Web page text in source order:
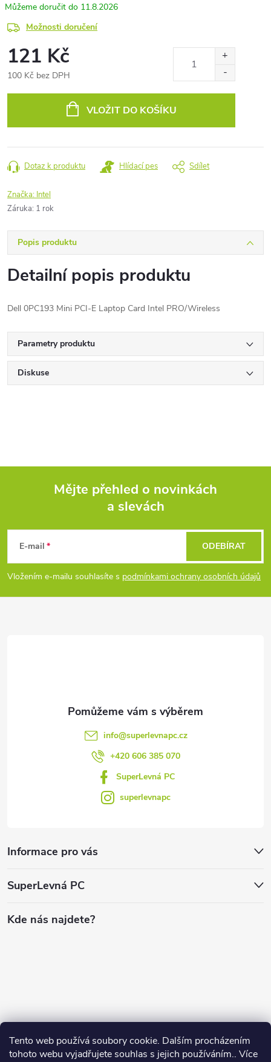
Tento web používá soubory cookie. Dalším procházením
tohoto webu vyjadřujete souhlas s jejich používáním.. Více
11.8.2026
Možnosti doručení
121 Kč
100 Kč bez DPH
VLOŽIT DO KOŠÍKU
Dotaz k produktu Hlídací pes Sdílet
Značka: Intel
Záruka: 1 rok
Popis produktu
Detailní popis produktu
Dell 0PC193 Mini PCI-E Laptop Card Intel PRO/Wireless
Parametry produktu
Diskuse
p
a
Mějte přehled o novinkách
a slevách
E-mail
Vložením e-mailu souhlasíte s podmínkami ochrany osobních údajů
ODEBÍRAT
info@superlevnapc.cz
+420 606 385 070
SuperLevná PC
superlevnapc
Informace pro vás
SuperLevná PC
Kde nás najdete?